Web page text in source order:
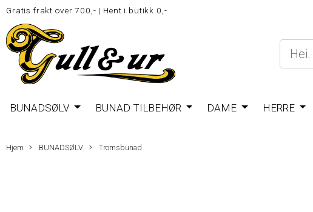
Gratis frakt over 700,- | Hent i butikk 0,-
BUNADSØLV BUNAD TILBEHØR DAME HERRE
Hjem BUNADSØLV Tromsbunad